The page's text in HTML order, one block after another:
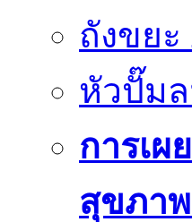
ถังขย
หัวปั๊มล
การเผ
สุขภา